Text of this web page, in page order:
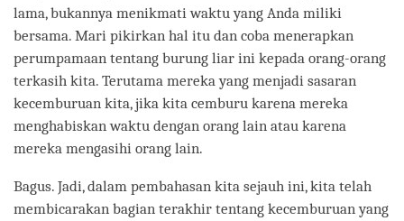
lama, bukannya menikmati waktu yang Anda miliki
bersama. Mari pikirkan hal itu dan coba menerapkan
perumpamaan tentang burung liar ini kepada orang-orang
terkasih kita. Terutama mereka yang menjadi sasaran
kecemburuan kita, jika kita cemburu karena mereka
menghabiskan waktu dengan orang lain atau karena
mereka mengasihi orang lain.
Bagus. Jadi, dalam pembahasan kita sejauh ini, kita telah
membicarakan bagian terakhir tentang kecemburuan yang